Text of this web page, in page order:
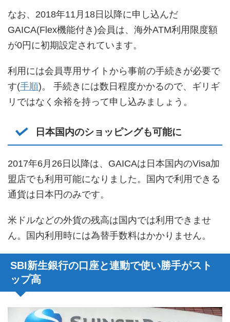
なお、2018年11月18日以降に申し込んだ
GAICA(Flex機能付き)会員は、海外ATM利用限度額
が0円に初期設定されています。
利用には会員専用サイトから事前の手続きが必要で
す(手順)。 手続きには数日程度かかるので、ギリギ
リではなく余裕を持って申し込みましょう。
日本国内のショッピングも可能に
2017年6月26日以降は、GAICAは日本国内のVisa加
盟店でも利用可能になりました。国内で利用できる
通貨は日本円のみです。
米ドルなどの外貨の残高は国内では利用できませ
ん。国内利用時には為替手数料はかかりません。
SBI新生銀行の口座と連動で使い勝手がスト
ップ高